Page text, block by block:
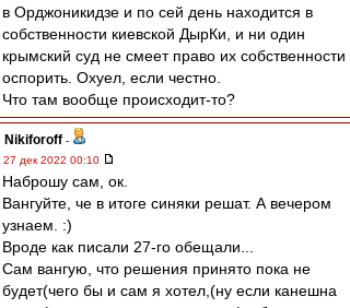
в Орджоникидзе и по сей день находится в
собственности киевской ДырКи, и ни один
крымский суд не смеет право их собственности
оспорить. Охуел, если честно.
Что там вообще происходит-то?
Nikiforoff -
27 дек 2022 00:10
Наброшу сам, ок.
Вангуйте, че в итоге синяки решат. А вечером
узнаем. :)
Вроде как писали 27-го обещали...
Сам вангую, что решения принято пока не
будет(чего бы и сам я хотел,(ну если канешна